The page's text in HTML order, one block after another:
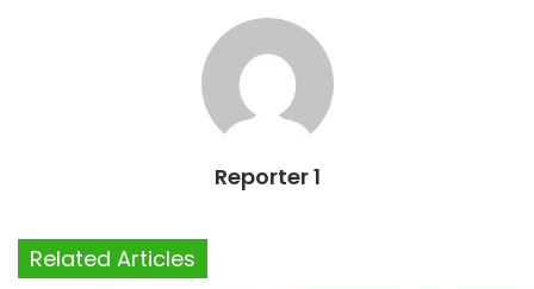
Reporter 1
Related Articles